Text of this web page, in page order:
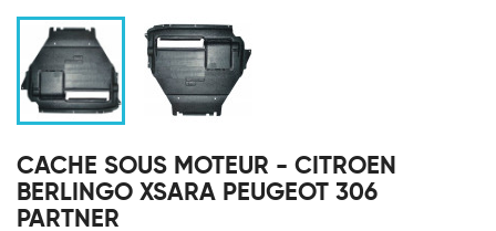
CACHE SOUS MOTEUR - CITROEN
BERLINGO XSARA PEUGEOT 306
PARTNER